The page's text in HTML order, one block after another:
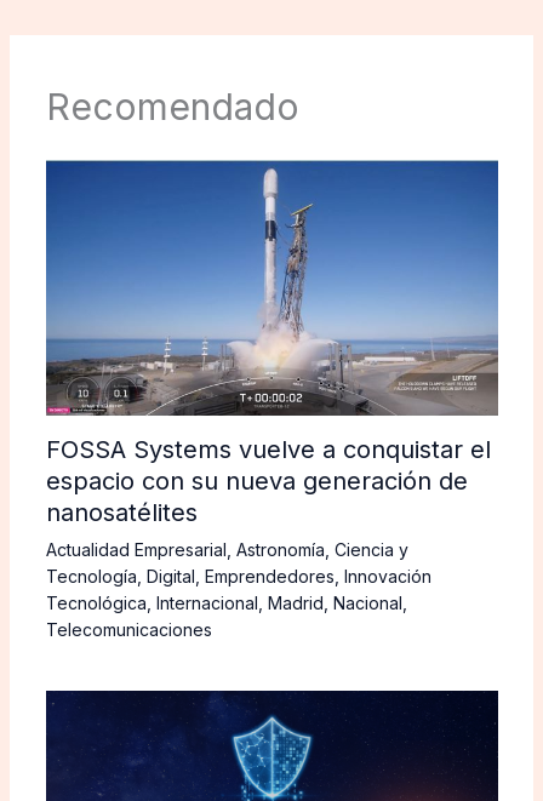
Recomendado
FOSSA Systems vuelve a conquistar el
espacio con su nueva generación de
nanosatélites
Actualidad Empresarial Astronomía Ciencia y
Tecnología Digital Emprendedores Innovación
Tecnológica Internacional Madrid Nacional
Telecomunicaciones